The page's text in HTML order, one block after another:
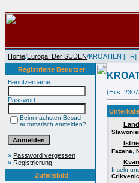
Home/Europa: Der SÜDEN/KROATIEN [HR]
Registrierte Benutzer
Benutzername:
Passwort:
Beim nächsten Besuch
automatisch anmelden?
» Password vergessen
» Registrierung
Zufallsbild
(Hits:
Fazana
Inseln